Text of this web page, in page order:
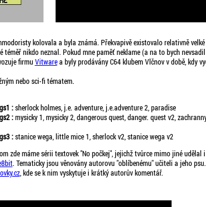
kolovala a byla známá. Překvapivě existovalo relativně
téměř nikdo neznal. Pokud mne paměť neklame (a na to bych
firmuVitwarea byly prodávány C64 klubem Vlčnov v době, kdy
nebo sci-fi tématem.
:sherlock holmes, j.e. adventure, j.e.adventure 2, paradise
:mysicky 1, mysicky 2, dangerous quest, danger. quest v2,
:stanice wega, little mice 1, sherlock v2, stanice wega v2
zde máme sérii textovek "No počkej", jejichž tvůrce mimo jiné udělal i
. Tematicky jsou věnovány autorovu "oblíbenému" učiteli a jeho
, kde se k nim vyskytuje i krátký autorův komentář.